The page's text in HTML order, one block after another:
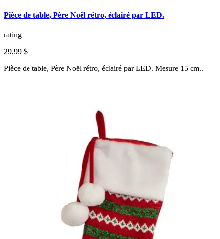
Pièce de table, Père Noël rétro, éclairé par LED.
rating
29,99 $
Pièce de table, Père Noël rétro, éclairé par LED. Mesure 15 cm..